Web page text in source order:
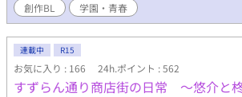
創作BL
学園・青春
連載中 R15
お気に入り : 166 24h.ポイント : 562
すずらん通り商店街の日常 ～悠介と